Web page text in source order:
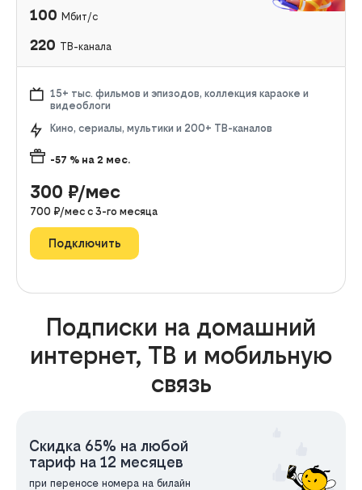
100 Мбит/с
220 ТВ-канала
15+ тыс. фильмов и эпизодов, коллекция караоке и
видеоблоги
Кино, сериалы, мультики и 200+ ТВ-каналов
-57 % на 2 мес.
300 ₽/мес
700 ₽/мес с 3-го месяца
Подключить
Подписки на домашний
интернет, ТВ и мобильную
связь
Скидка 65% на любой
тариф на 12 месяцев
при переносе номера на билайн